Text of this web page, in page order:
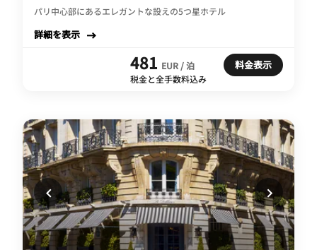
パリ中心部にあるエレガントな設えの5つ星ホテル
詳細を表示
481 EUR / 泊
税金と全手数料込み
料金表示